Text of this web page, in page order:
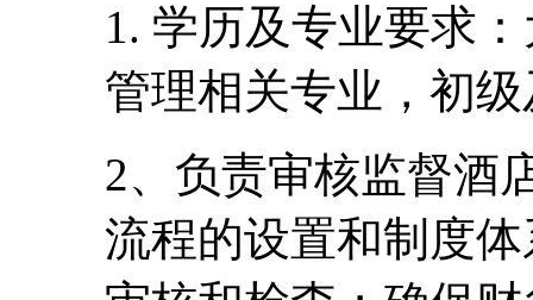
1. 学历及专业要求
管理相关专业，初
2、负责审核监督酒
流程的设置和制度